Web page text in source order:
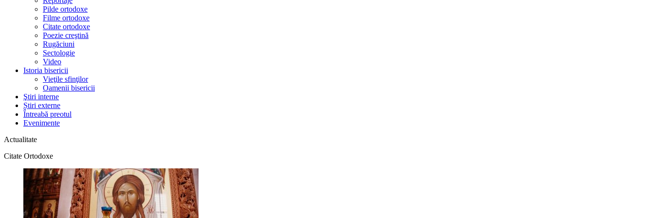
Pilde ortodoxe
Filme ortodoxe
Citate ortodoxe
Poezie creştină
Rugăciuni
Sectologie
Video
Istoria bisericii
Vieţile sfinţilor
Oamenii bisericii
Ştiri interne
Știri externe
Întreabă preotul
Evenimente
Actualitate
Citate Ortodoxe